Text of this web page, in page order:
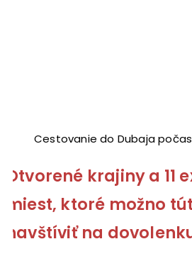
Cestovanie do Dubaja
Otvorené krajiny a 11
miest, ktoré možno
navštíviť na